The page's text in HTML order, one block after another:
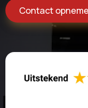
Contact